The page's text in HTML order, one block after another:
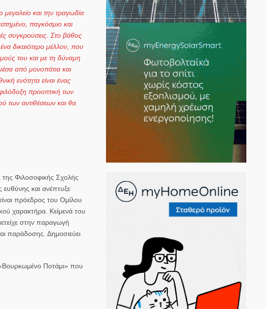
μεγαλείο και την τραγωδία
παγκόσμιο και
συγκρούσεις. Στο βάθος
δικαιότερο μέλλον, που
του και με τη δύναμη
από μονοπάτια και
ενότητα είναι ένας
προοπτική των
των αντιθέσεων και θα
Φιλοσοφικής Σχολής
ευθύνης και ανέπτυξε
πρόεδρος του Ομίλου
χαρακτήρα. Κείμενά του
στην παραγωγή
παράδοσης. Δημοσιεύει
Ποτάμι» που